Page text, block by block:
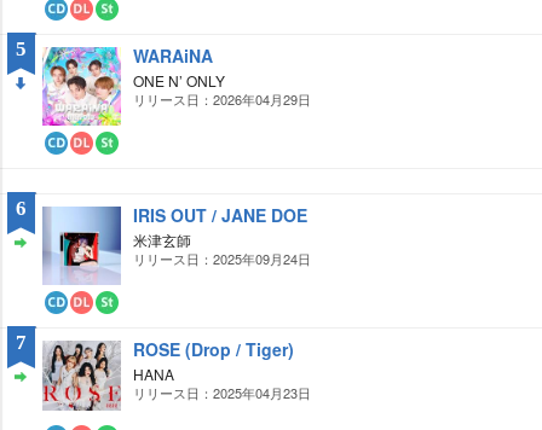
ウ
ン
ロ
ー
ド
ト
リ
ー
ミ
ン
グ
5
ロ
ド
ー
ン
グ
WARAiNA
ONE N’ ONLY
リリース日：2026年04月29日
6
ウ
ン
ロ
ー
ド
ト
リ
ー
ミ
ン
グ
IRIS OUT / JANE DOE
米津玄師
リリース日：2025年09月24日
7 ROSE (Drop / Tiger)
HANA
リリース日：2025年04月23日